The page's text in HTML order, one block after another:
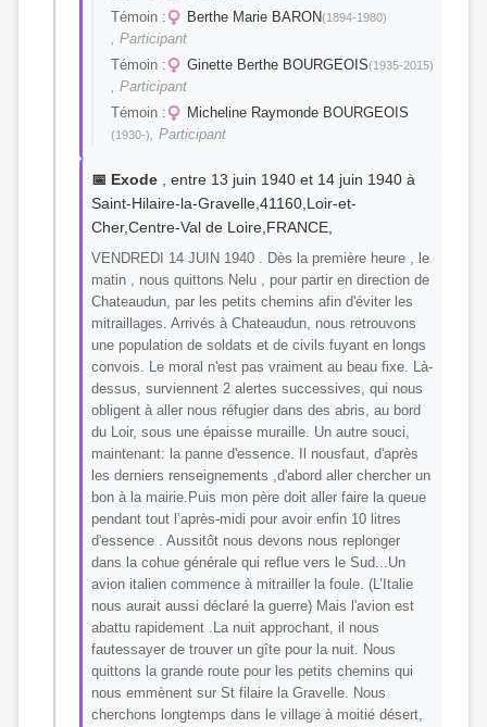
Témoin :
Berthe Marie BARON(1894-1980)
, Participant
Témoin :
Ginette Berthe BOURGEOIS(1935-2015)
, Participant
Témoin :
Micheline Raymonde BOURGEOIS
(1930-), Participant
📅 Exode , entre 13 juin 1940 et 14 juin 1940 à
Saint-Hilaire-la-Gravelle,41160,Loir-et-
Cher,Centre-Val de Loire,FRANCE,
VENDREDI 14 JUIN 1940 . Dès la première heure , le
matin , nous quittons Nelu , pour partir en direction de
Chateaudun, par les petits chemins afin d'éviter les
mitraillages. Arrivés à Chateaudun, nous retrouvons
une population de soldats et de civils fuyant en longs
convois. Le moral n'est pas vraiment au beau fixe. Là-
dessus, surviennent 2 alertes successives, qui nous
obligent à aller nous réfugier dans des abris, au bord
du Loir, sous une épaisse muraille. Un autre souci,
maintenant: la panne d'essence. Il nousfaut, d'après
les derniers renseignements ,d'abord aller chercher un
bon à la mairie.Puis mon père doit aller faire la queue
pendant tout l’après-midi pour avoir enfin 10 litres
d'essence . Aussitôt nous devons nous replonger
dans la cohue générale qui reflue vers le Sud...Un
avion italien commence à mitrailler la foule. (L’Italie
nous aurait aussi déclaré la guerre) Mais l'avion est
abattu rapidement .La nuit approchant, il nous
fautessayer de trouver un gîte pour la nuit. Nous
quittons la grande route pour les petits chemins qui
nous emmènent sur St filaire la Gravelle. Nous
cherchons longtemps dans le village à moitié désert,